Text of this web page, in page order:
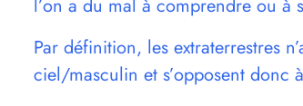
l’on a du mal à comprendre ou à
Par définition, les extraterrestres
ciel/masculin et s’opposent donc